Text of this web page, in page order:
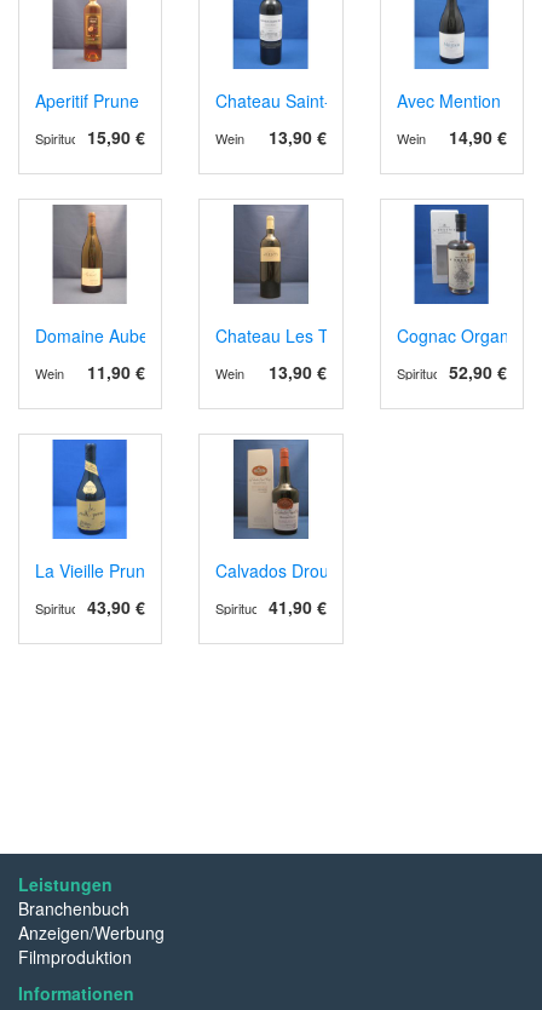
Aperitif Prune
15,90 €
Spirituosen
Chateau Saint-Go rouge AOP Saint Mont
13,90 €
Wein
Avec Mention IGP
14,90 €
Wein
Domaine Aubert, AOP Vouvray blanc sec. 2024
11,90 €
Wein
Chateau Les Tours des Verdots
13,90 €
Wein
Cognac Organic
52,90 €
Spirituosen
La Vieille Prune
43,90 €
Spirituosen
Calvados Drouin Selection Réserve
41,90 €
Spirituosen
Leistungen
Branchenbuch
Anzeigen/Werbung
Filmproduktion
Informationen